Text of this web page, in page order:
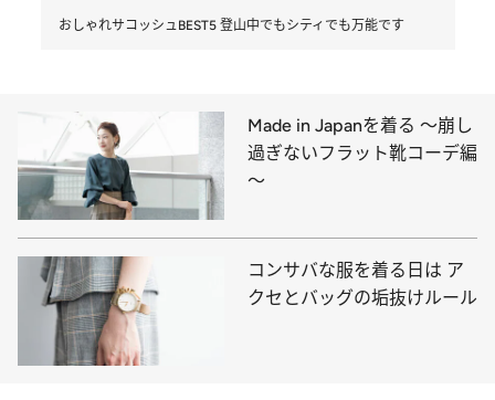
おしゃれサコッシュBEST5 登山中でもシティでも万能です
Made in Japanを着る ～崩し
過ぎないフラット靴コーデ編
～
コンサバな服を着る日は ア
クセとバッグの垢抜けルール